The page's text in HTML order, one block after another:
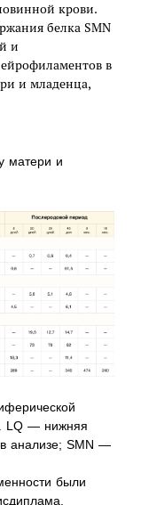
крови.
белка SMN
и
в
и младенца,
матери и
LQ — нижняя
анализе; SMN —
были